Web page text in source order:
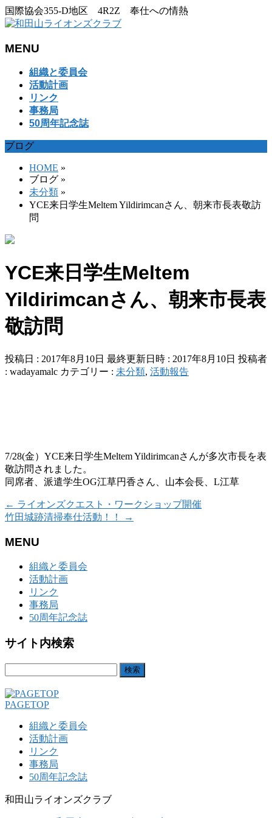
国際協会355-D地区 4R2Z 奉仕への情熱
MENU
ば
組織と委員会
活動計画
リンク
事務局
50周年記念誌
ブログ
HOME »
ブログ »
未分類 »
YCE来日学生Meltem Yildirimcanさん、朝来市長表敬訪
問
YCE来日学生Meltem
Yildirimcanさん、朝来市長表
敬訪問
投稿日 : 2017年8月10日 最終更新日時 : 2017年8月10日 投稿者
: wadayamalc カテゴリー : 未分類, 活動報告
7/28(金）YCE来日学生Meltem Yildirimcanさんが多次市長を表
敬訪問されました。
同席者、派遣学生OG江草円香さん、山本会長、L江草
← ライオンズクエスト・ワークショップ開催
竹田城跡清掃奉仕活動！！
→
MENU
組織と委員会
活動計画
リンク
事務局
50周年記念誌
サイト内検索
PAGETOP
組織と委員会
活動計画
リンク
事務局
50周年記念誌
和田山ライオンズクラブ